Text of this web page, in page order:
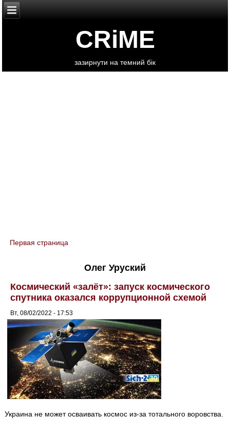
CRiME
зазирнути на темний бік
You are here
Первая страница
Олег Уруский
Космический «залёт»: запуск космического
спутника оказался коррупционной схемой
Вт, 08/02/2022 - 17:53
Украина не может осваивать космос из-за тотального воровства.